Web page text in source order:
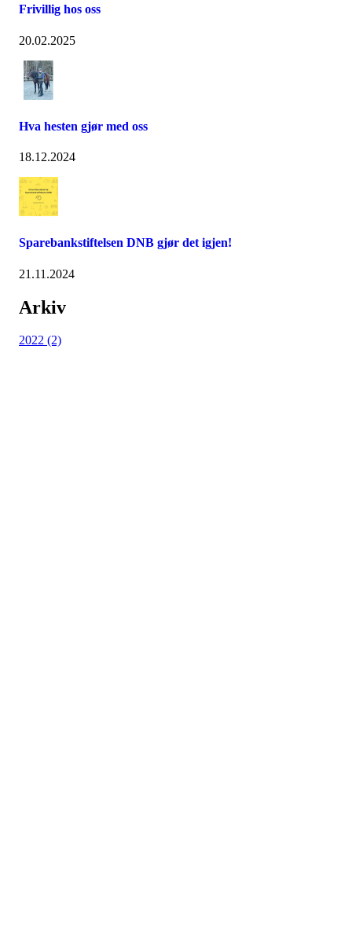
Frivillig hos oss
20.02.2025
Hva hesten gjør med oss
18.12.2024
Sparebankstiftelsen DNB gjør det igjen!
21.11.2024
Arkiv
2022 (2)